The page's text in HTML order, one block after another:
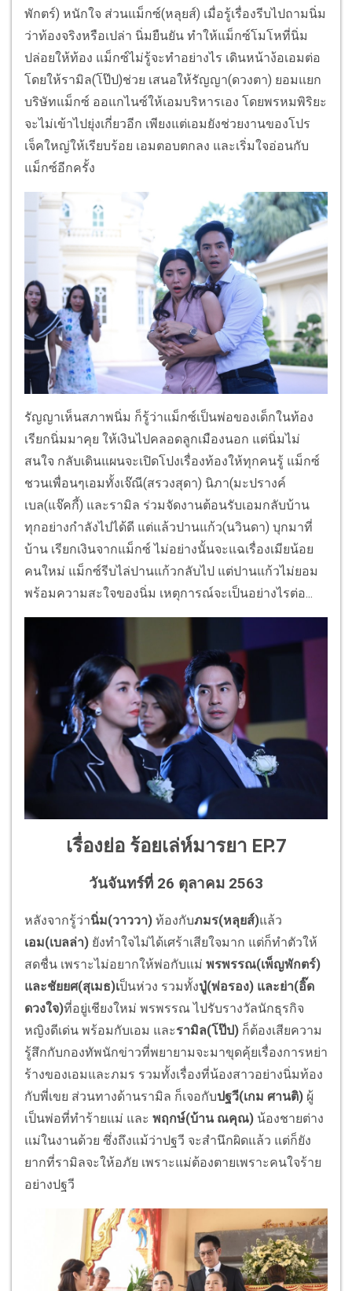
พักตร์) หนักใจ ส่วนแม็กซ์(หลุยส์) เมื่อรู้เรื่องรีบไปถามนิ่ม
ว่าท้องจริงหรือเปล่า นิ่มยืนยัน ทำให้แม็กซ์โมโหที่นิ่ม
ปล่อยให้ท้อง แม็กซ์ไม่รู้จะทำอย่างไร เดินหน้าง้อเอมต่อ
โดยให้รามิล(โป๊ป)ช่วย เสนอให้รัญญา(ดวงตา) ยอมแยก
บริษัทแม็กซ์ ออแกไนซ์ให้เอมบริหารเอง โดยพรหมพิริยะ
จะไม่เข้าไปยุ่งเกี่ยวอีก เพียงแต่เอมยังช่วยงานของโปร
เจ็คใหญ่ให้เรียบร้อย เอมตอบตกลง และเริ่มใจอ่อนกับ
แม็กซ์อีกครั้ง
รัญญาเห็นสภาพนิ่ม ก็รู้ว่าแม็กซ์เป็นพ่อของเด็กในท้อง
เรียกนิ่มมาคุย ให้เงินไปคลอดลูกเมืองนอก แต่นิ่มไม่
สนใจ กลับเดินแผนจะเปิดโปงเรื่องท้องให้ทุกคนรู้ แม็กซ์
ชวนเพื่อนๆเอมทั้งเจ๊ณี(สรวงสุดา) นิภา(มะปรางค์
เบล(แจ๊คกี้) และรามิล ร่วมจัดงานต้อนรับเอมกลับบ้าน
ทุกอย่างกำลังไปได้ดี แต่แล้วปานแก้ว(นวินดา) บุกมาที่
บ้าน เรียกเงินจากแม็กซ์ ไม่อย่างนั้นจะแฉเรื่องเมียน้อย
คนใหม่ แม็กซ์รีบไล่ปานแก้วกลับไป แต่ปานแก้วไม่ยอม
พร้อมความสะใจของนิ่ม เหตุการณ์จะเป็นอย่างไรต่อ...
เรื่องย่อ ร้อยเล่ห์มารยา EP.7
วันจันทร์ที่ 26 ตุลาคม 2563
หลังจากรู้ว่านิ่ม(วาววา) ท้องกับภมร(หลุยส์)แล้ว
เอม(เบลล่า) ยังทำใจไม่ได้เศร้าเสียใจมาก แต่ก็ทำตัวให้
สดชื่น เพราะไม่อยากให้พ่อกับแม่ พรพรรณ(เพ็ญพักตร์)
และชัยยศ(สุเมธ)เป็นห่วง รวมทั้งปู่(พ่อรอง) และย่า(อิ๊ด
ดวงใจ)ที่อยู่เชียงใหม่ พรพรรณ ไปรับรางวัลนักธุรกิจ
หญิงดีเด่น พร้อมกับเอม และรามิล(โป๊ป) ก็ต้องเสียความ
รู้สึกกับกองทัพนักข่าวที่พยายามจะมาขุดคุ้ยเรื่องการหย่า
ร้างของเอมและภมร รวมทั้งเรื่องที่น้องสาวอย่างนิ่มท้อง
กับพี่เขย ส่วนทางด้านรามิล ก็เจอกับปฐวี(เกม ศานติ) ผู้
เป็นพ่อที่ทำร้ายแม่ และ พฤกษ์(บ้าน ณคุณ) น้องชายต่าง
แม่ในงานด้วย ซึ่งถึงแม้ว่าปฐวี จะสำนึกผิดแล้ว แต่ก็ยัง
ยากที่รามิลจะให้อภัย เพราะแม่ต้องตายเพราะคนใจร้าย
อย่างปฐวี